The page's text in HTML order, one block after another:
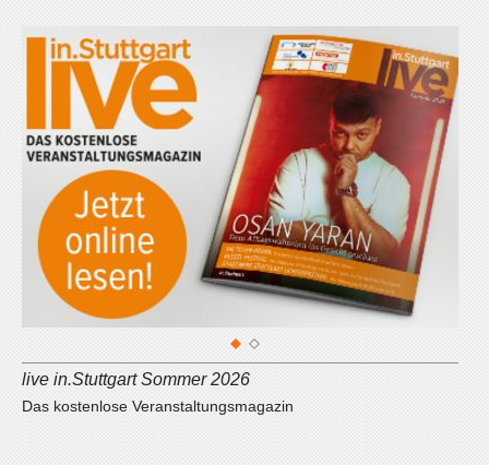
live in.Stuttgart Sommer 2026
Das kostenlose Veranstaltungsmagazin
1 2